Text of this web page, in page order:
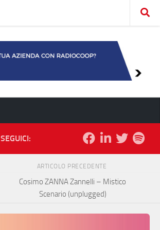
SEGUICI:
ARTICOLO PRECEDENTE
Cosimo ZANNA Zannelli – Mistico
Scenario (unplugged)